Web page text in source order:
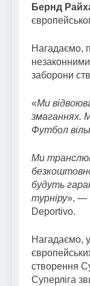
Бернд
Нагадаємо,
заборони
«Ми
змаганнях.
Футбол
Ми
будуть
турніру», —
Deportivo.
Нагадаємо, у
створення
Суперліга